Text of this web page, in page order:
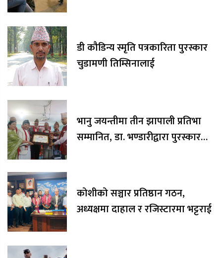
डी कौडिन्य स्मृति पत्रकारिता पुरस्कार
चुडामणी तिम्सिनालाई
भानु जयन्तीमा तीन झापाली प्रतिभा
सम्मानित, डा. भण्डारीद्वारा पुरस्कार
कोशीको सञ्चार प्रतिष्ठान गठन,
अध्यक्षमा दाहाल र रजिस्टारमा भट्टराई